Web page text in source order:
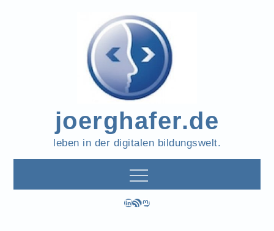
joerghafer.de
leben in der digitalen bildungswelt.
LinkedIn
RSS-FeedMastodon